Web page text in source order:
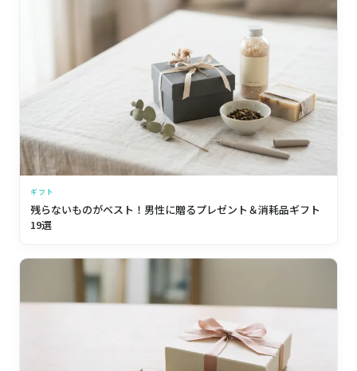
ギフト
残らないものがベスト！男性に贈るプレゼント＆消耗品ギフト
19選